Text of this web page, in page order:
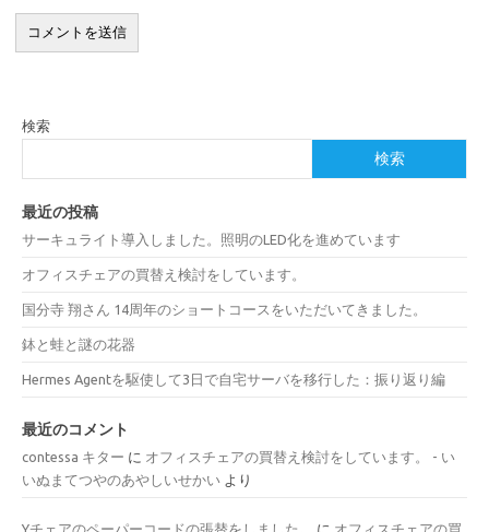
検索
検索
最近の投稿
サーキュライト導入しました。照明のLED化を進めています
オフィスチェアの買替え検討をしています。
国分寺 翔さん 14周年のショートコースをいただいてきました。
鉢と蛙と謎の花器
Hermes Agentを駆使して3日で自宅サーバを移行した：振り返り編
最近のコメント
contessa キター に オフィスチェアの買替え検討をしています。 - い
いぬまてつやのあやしいせかい より